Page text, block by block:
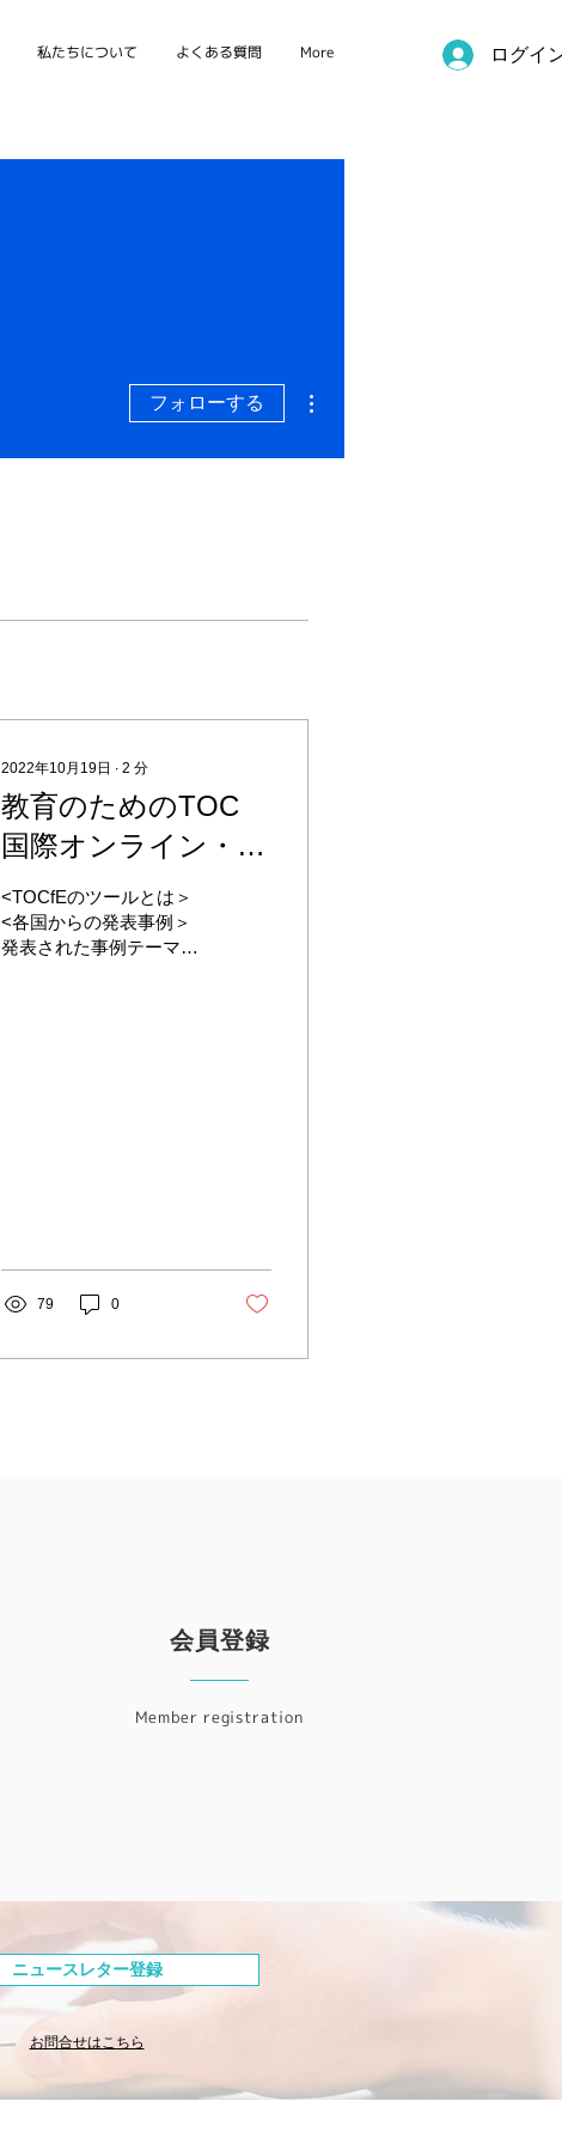
私たちについて よくある質問 More ログイ
2022年10月19日 ∙ 2 分
教育のためのTOC
国際オンライン・シ
ンポジウム2022開催
レポート
<TOCfEのツールとは＞
<各国からの発表事例＞
発表された事例テーマは
79 0
フォローする
会員登録
Member registration
ニュースレター登録
お問合せはこちら